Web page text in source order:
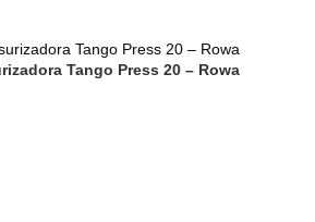
Tango Press 20 – Rowa